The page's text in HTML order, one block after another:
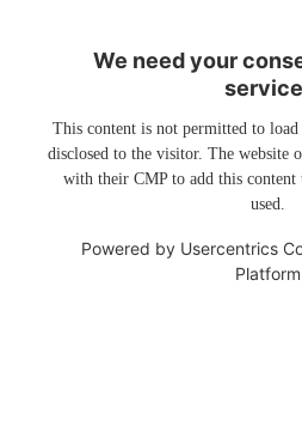
We need your
This content is not permitted to
disclosed to the visitor. The website
with their CMP to add this
used.
Powered by Usercentrics
Platform